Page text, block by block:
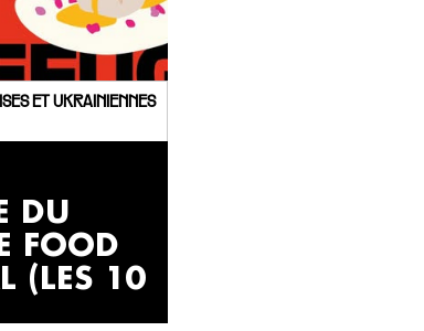
ET UKRAINIENNES
DU
FOOD
(LES 10